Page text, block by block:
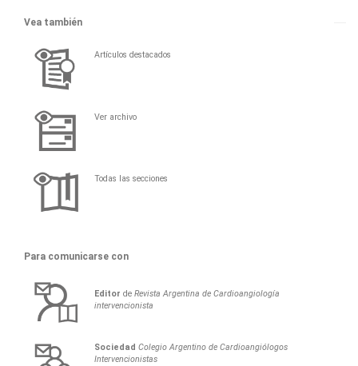
Vea también
Artículos destacados
Ver archivo
Todas las secciones
Para comunicarse con
Editor deRevista Argentina de Cardioangiología
intervencionista
Sociedad Colegio Argentino de Cardioangiólogos
Intervencionistas